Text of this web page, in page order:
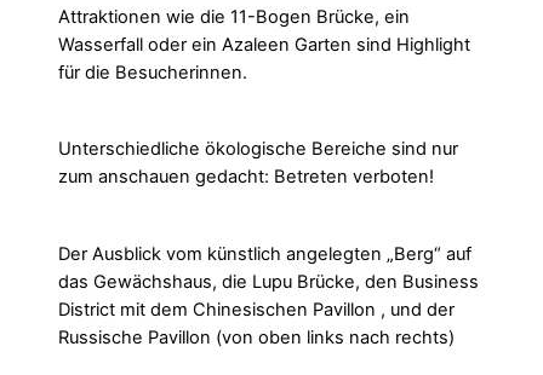
Attraktionen wie die 11-Bogen Brücke, ein
Wasserfall oder ein Azaleen Garten sind Highlight
für die Besucherinnen.
Unterschiedliche ökologische Bereiche sind nur
zum anschauen gedacht: Betreten verboten!
Der Ausblick vom künstlich angelegten „Berg“ auf
das Gewächshaus, die Lupu Brücke, den Business
District mit dem Chinesischen Pavillon , und der
Russische Pavillon (von oben links nach rechts)